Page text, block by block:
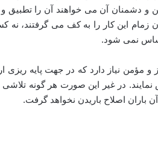
و دشمنان آن می خواهند آن را تطبیق و
زمام این کار را به کف می گرفتند، نه
نمی شود.
و مؤمن نیاز دارد که در جهت پایه ریزی
در غیر این صورت هر گونه تلاشی
باران اصلاح باریدن نخواهد گرفت.